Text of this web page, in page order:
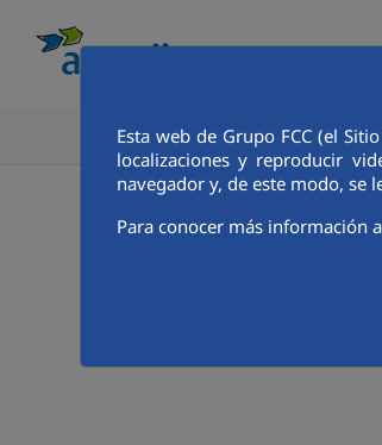
Esta web de Grupo FCC (el
localizaciones y reproducir
navegador y, de este modo, se
Para conocer más información
CONOCE AQUALIA